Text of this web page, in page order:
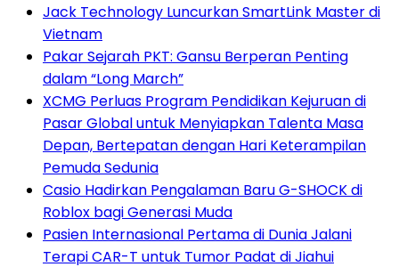
Jack Technology Luncurkan SmartLink Master di
Vietnam
Pakar Sejarah PKT: Gansu Berperan Penting
dalam “Long March”
XCMG Perluas Program Pendidikan Kejuruan di
Pasar Global untuk Menyiapkan Talenta Masa
Depan, Bertepatan dengan Hari Keterampilan
Pemuda Sedunia
Casio Hadirkan Pengalaman Baru G-SHOCK di
Roblox bagi Generasi Muda
Pasien Internasional Pertama di Dunia Jalani
Terapi CAR-T untuk Tumor Padat di Jiahui